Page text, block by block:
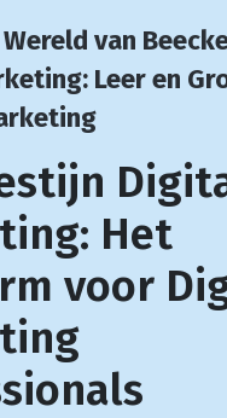
van
Leer en
Het
voor